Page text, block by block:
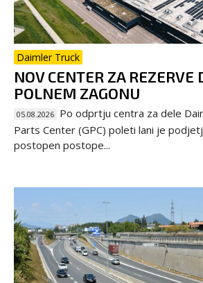
Daimler Truck
NOV CENTER ZA REZERVE
POLNEM ZAGONU
05.08.2026 Po odprtju centra za dele
Parts Center (GPC) poleti lani je
postopen postope...